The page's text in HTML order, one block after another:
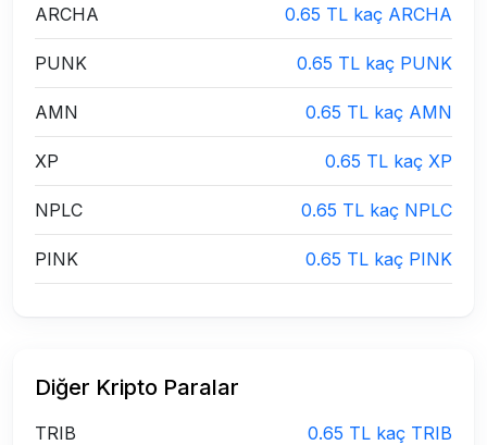
ARCHA 0.65 TL kaç ARCHA
PUNK 0.65 TL kaç PUNK
AMN 0.65 TL kaç AMN
XP 0.65 TL kaç XP
NPLC 0.65 TL kaç NPLC
PINK 0.65 TL kaç PINK
Diğer Kripto Paralar
TRIB 0.65 TL kaç TRIB